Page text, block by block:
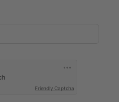
Friendly Captcha